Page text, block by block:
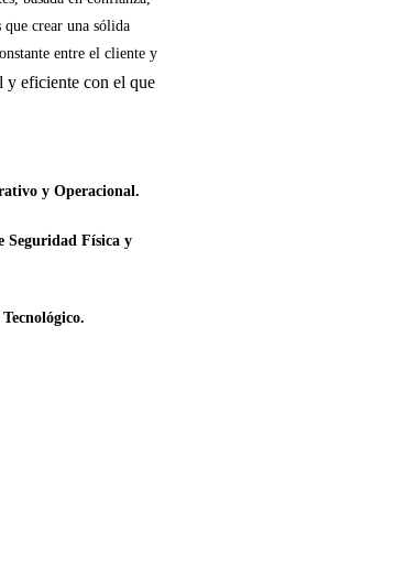
crear una sólida
entre el cliente y
y eficiente con el que
y Operacional.
Seguridad Física y